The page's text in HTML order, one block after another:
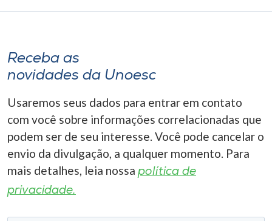
Receba as
novidades da Unoesc
Usaremos seus dados para entrar em contato
com você sobre informações correlacionadas que
podem ser de seu interesse. Você pode cancelar o
envio da divulgação, a qualquer momento. Para
mais detalhes, leia nossa política de
privacidade.